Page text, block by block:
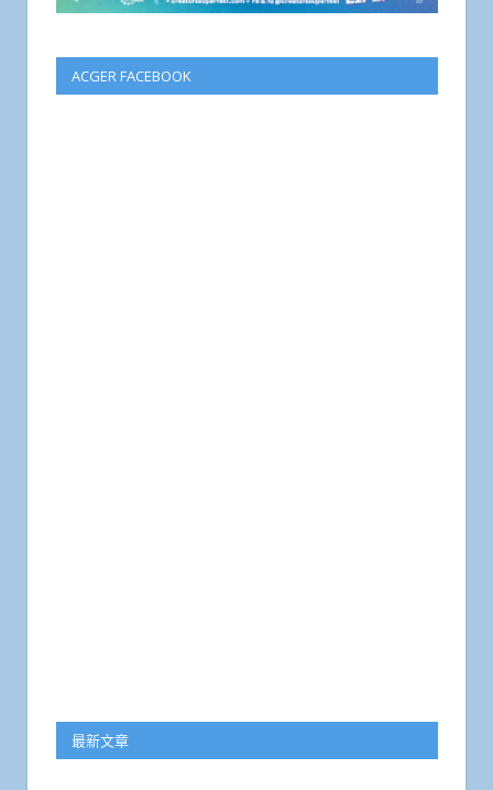
ACGER FACEBOOK
最新文章